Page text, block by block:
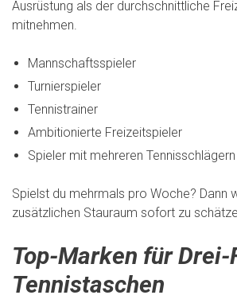
Ausrüstung als der durchschnittliche
mitnehmen.
Mannschaftsspieler
Turnierspieler
Tennistrainer
Ambitionierte Freizeitspieler
Spieler mit mehreren Tennisschlägern
Spielst du mehrmals pro Woche? Dann
zusätzlichen Stauraum sofort zu
Top-Marken für Drei-
Tennistaschen